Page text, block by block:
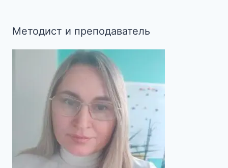
Методист и преподаватель